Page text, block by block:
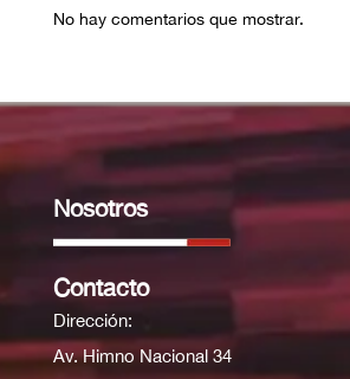
No hay comentarios que mostrar.
Nosotros
Contacto
Dirección:
Av. Himno Nacional 34